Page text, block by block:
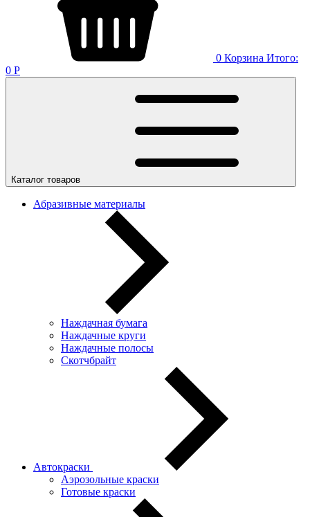
0 Корзина Итого:
0 Р
Каталог товаров
Абразивные материалы
Наждачная бумага
Наждачные круги
Наждачные полосы
Скотчбрайт
Автокраски
Аэрозольные краски
Готовые краски